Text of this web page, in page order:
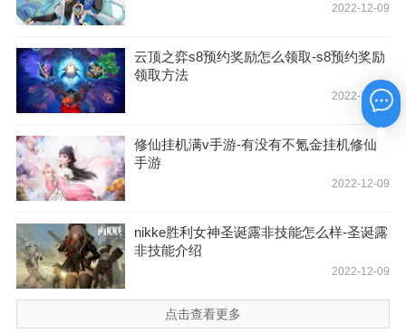
2022-12-09
云顶之弈s8预约奖励怎么领取-s8预约奖励
领取方法
2022-12-09
修仙挂机满v手游-有没有不氪金挂机修仙
手游
2022-12-09
nikke胜利女神圣诞露非技能怎么样-圣诞露
非技能介绍
2022-12-09
点击查看更多